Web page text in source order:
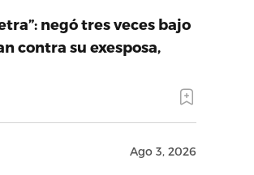
negó tres veces bajo
contra su exesposa,
Ago 3, 2026